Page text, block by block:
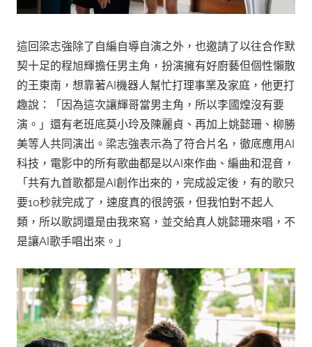
這回梁志強除了自編自導自演之外，也邀請了以往合作默
契十足的程旭輝擔任男主角，扮演擁有好廚藝但個性懶散
的王東南，想靠著AI機器人幫忙打理事業及家庭，他更打
趣說：「因為這次讓輝哥當男主角，所以李國煌沒有要
演。」還有老班底莫小玲及陳麗貞、再加上姚懿珊、柳勝
美等人共同演出。梁志強表示為了符合片名，徹底應用AI
科技，電影中的所有歌曲都是以AI來作曲、編曲和混音，
「共有九首歌都是AI創作出來的，完成設定後，有的歌只
要10秒就完成了，速度真的很誇張，但我怕對不起人
類，所以歌詞還是由我來寫，並交給真人姚懿珊來唱，不
是讓AI歌手唱出來。」